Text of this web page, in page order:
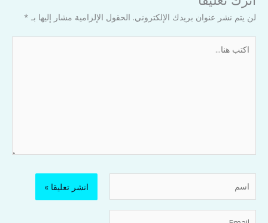
لن يتم نشر عنوان بريدك الإلكتروني. الحقول الإلزامية مشار إليها بـ *
هنا...